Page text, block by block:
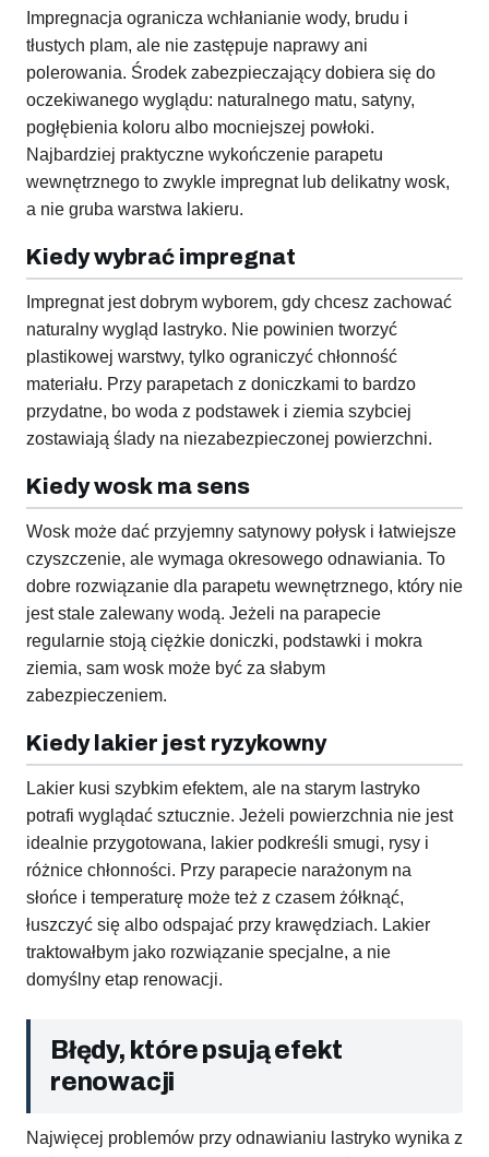
Impregnacja ogranicza wchłanianie wody, brudu i
tłustych plam, ale nie zastępuje naprawy ani
polerowania. Środek zabezpieczający dobiera się do
oczekiwanego wyglądu: naturalnego matu, satyny,
pogłębienia koloru albo mocniejszej powłoki.
Najbardziej praktyczne wykończenie parapetu
wewnętrznego to zwykle impregnat lub delikatny wosk,
a nie gruba warstwa lakieru.
Kiedy wybrać impregnat
Impregnat jest dobrym wyborem, gdy chcesz zachować
naturalny wygląd lastryko. Nie powinien tworzyć
plastikowej warstwy, tylko ograniczyć chłonność
materiału. Przy parapetach z doniczkami to bardzo
przydatne, bo woda z podstawek i ziemia szybciej
zostawiają ślady na niezabezpieczonej powierzchni.
Kiedy wosk ma sens
Wosk może dać przyjemny satynowy połysk i łatwiejsze
czyszczenie, ale wymaga okresowego odnawiania. To
dobre rozwiązanie dla parapetu wewnętrznego, który nie
jest stale zalewany wodą. Jeżeli na parapecie
regularnie stoją ciężkie doniczki, podstawki i mokra
ziemia, sam wosk może być za słabym
zabezpieczeniem.
Kiedy lakier jest ryzykowny
Lakier kusi szybkim efektem, ale na starym lastryko
potrafi wyglądać sztucznie. Jeżeli powierzchnia nie jest
idealnie przygotowana, lakier podkreśli smugi, rysy i
różnice chłonności. Przy parapecie narażonym na
słońce i temperaturę może też z czasem żółknąć,
łuszczyć się albo odspajać przy krawędziach. Lakier
traktowałbym jako rozwiązanie specjalne, a nie
domyślny etap renowacji.
Błędy, które psują efekt
renowacji
Najwięcej problemów przy odnawianiu lastryko wynika z